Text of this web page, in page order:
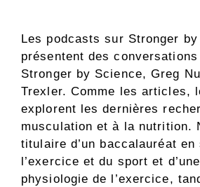
Les podcasts sur Stronger
présentent des conversations
Stronger by Science, Greg
Trexler. Comme les articles,
explorent les dernières
musculation et à la nutrition.
titulaire d’un baccalauréat en
l’exercice et du sport et
physiologie de l’exercice,